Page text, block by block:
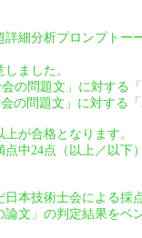
詳細分析プロンプト
ました。
の問題文」に対する
の問題文」に対する
が合格となります。
点中24点（以上／以
日本技術士会による採
論文」の判定結果を